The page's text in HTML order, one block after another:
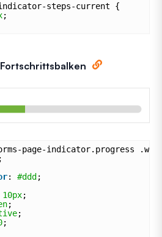
indicator-steps-current {
;
page-indicator.progress
;
: #ddd ;
10px;
;
;
;